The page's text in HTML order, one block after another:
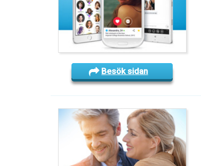
Besök sidan